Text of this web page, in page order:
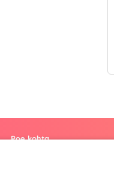
Poe kohta